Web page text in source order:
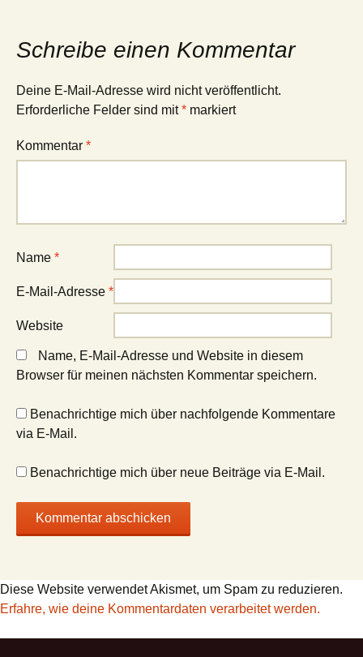
Schreibe einen Kommentar
Deine E-Mail-Adresse wird nicht veröffentlicht.
Erforderliche Felder sind mit* markiert
Kommentar *
Name *
E-Mail-Adresse *
Website
Name, E-Mail-Adresse und Website in diesem
Browser für meinen nächsten Kommentar speichern.
Benachrichtige mich über nachfolgende Kommentare
via E-Mail.
Benachrichtige mich über neue Beiträge via E-Mail.
Diese Website verwendet Akismet, um Spam zu reduzieren.
Erfahre, wie deine Kommentardaten verarbeitet werden.